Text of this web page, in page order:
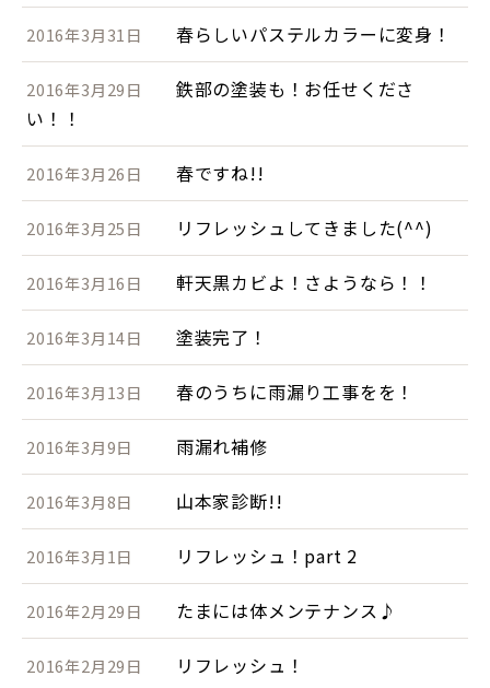
2016年3月31日 春らしいパステルカラーに変身！
2016年3月29日
鉄部の塗装も！お任せくださ
い！！
2016年3月26日 春ですね!!
2016年3月25日 リフレッシュしてきました(^^)
2016年3月16日 軒天黒カビよ！さようなら！！
2016年3月14日 塗装完了！
2016年3月13日 春のうちに雨漏り工事をを！
2016年3月9日 雨漏れ補修
2016年3月8日 山本家診断!!
2016年3月1日 リフレッシュ！part 2
2016年2月29日 たまには体メンテナンス♪
2016年2月29日 リフレッシュ！